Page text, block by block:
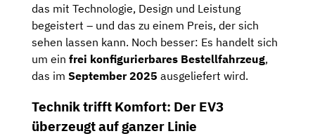
das mit Technologie, Design und Leistung
begeistert – und das zu einem Preis, der sich
sehen lassen kann. Noch besser: Es handelt sich
um ein frei konfigurierbares Bestellfahrzeug,
das im September 2025 ausgeliefert wird.
Technik trifft Komfort: Der EV3
überzeugt auf ganzer Linie